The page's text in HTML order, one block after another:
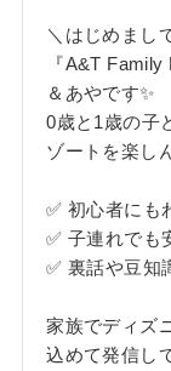
＼はじめまし
『A&T
＆あやです✨
0歳と1歳の子
ゾートを楽し
✅ 初心者にも
✅ 子連れでも
✅ 裏話や豆知
家族でディズ
込めて発信し